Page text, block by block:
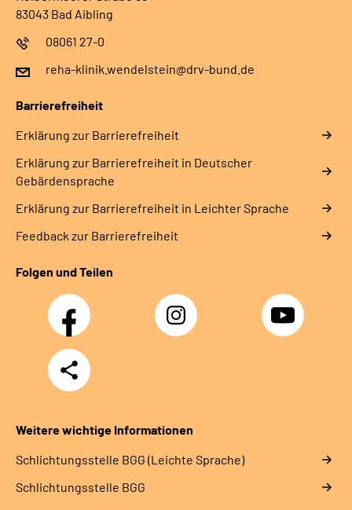
83043 Bad Aibling
08061 27-0
reha-klinik.wendelstein@drv-bund.de
Barrierefreiheit
Erklärung zur Barrierefreiheit
Erklärung zur Barrierefreiheit in Deutscher
Gebärdensprache
Erklärung zur Barrierefreiheit in Leichter Sprache
Feedback zur Barrierefreiheit
Folgen und Teilen
Facebook Instagram YouTube
Teilen
Weitere wichtige Informationen
Schlich­tungs­stel­le BGG (Leichte Sprache)
Schlich­tungs­stel­le BGG